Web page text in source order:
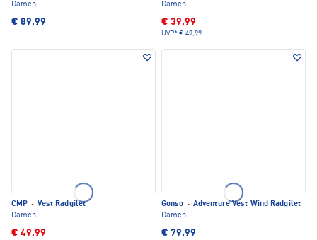
Damen
€ 89,99
Damen
€ 39,99
UVP* € 49,99
CMP · Vest Radgilet
Damen
€ 49,99
Gonso · Adventure Vest Wind Radgilet
Damen
€ 79,99